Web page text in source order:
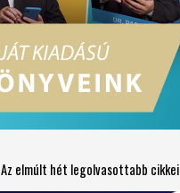
Az elmúlt hét legolvasottabb cikkei